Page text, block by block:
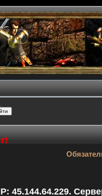
45.144.64.229.